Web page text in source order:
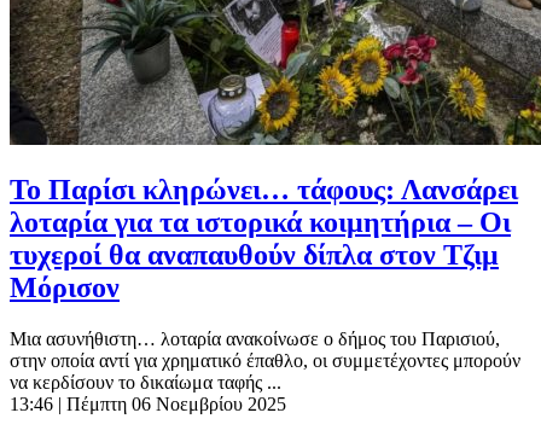
Το Παρίσι κληρώνει… τάφους: Λανσάρει
λοταρία για τα ιστορικά κοιμητήρια – Οι
τυχεροί θα αναπαυθούν δίπλα στον Τζιμ
Μόρισον
Μια ασυνήθιστη… λοταρία ανακοίνωσε ο δήμος του Παρισιού,
στην οποία αντί για χρηματικό έπαθλο, οι συμμετέχοντες μπορούν
να κερδίσουν το δικαίωμα ταφής ...
13:46 | Πέμπτη 06 Νοεμβρίου 2025